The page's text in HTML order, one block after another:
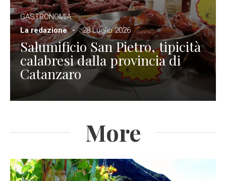
GASTRONOMIA
La redazione
28 Luglio 2026
Salumificio San Pietro, tipicità
calabresi dalla provincia di
Catanzaro
More